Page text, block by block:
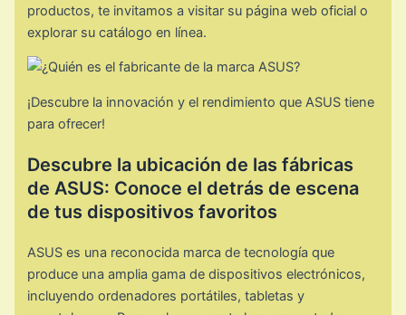
productos, te invitamos a visitar su página web oficial o
explorar su catálogo en línea.
¡Descubre la innovación y el rendimiento que ASUS tiene
para ofrecer!
Descubre la ubicación de las fábricas
de ASUS: Conoce el detrás de escena
de tus dispositivos favoritos
ASUS es una reconocida marca de tecnología que
produce una amplia gama de dispositivos electrónicos,
incluyendo ordenadores portátiles, tabletas y